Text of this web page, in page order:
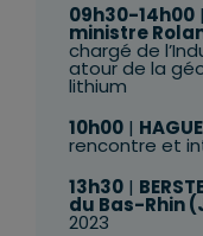
09h30-14h00|
ministre
chargé de
atour de la
lithium
10h00|
rencontre et
13h30|
du Bas-Rhin
2023